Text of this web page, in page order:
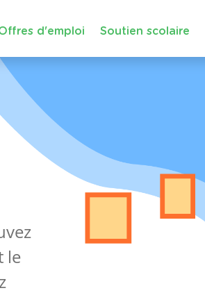
d'emploi Soutien scolaire
le